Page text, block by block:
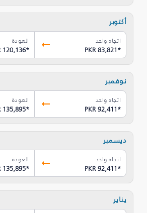
أكتوبر
اتجاه واحد
PKR 83,821*
العودة
120,136*
نوفمبر
اتجاه واحد
PKR 92,411*
العودة
135,895*
ديسمبر
اتجاه واحد
PKR 92,411*
العودة
135,895*
يناير